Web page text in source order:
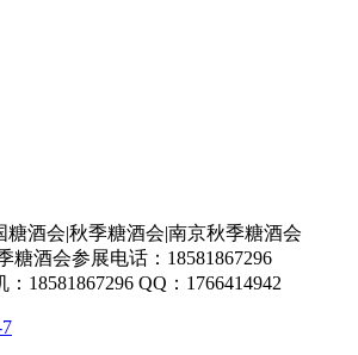
糖酒会|秋季糖酒会|南京秋季糖酒会
糖酒会参展电话：18581867296
18581867296 QQ：1766414942